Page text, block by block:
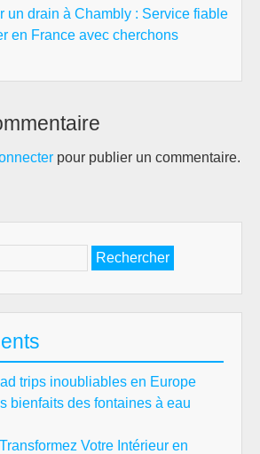
un drain à Chambly : Service fiable
en France avec cherchons
pour publier un commentaire.
trips inoubliables en Europe
bienfaits des fontaines à eau
Votre Intérieur en